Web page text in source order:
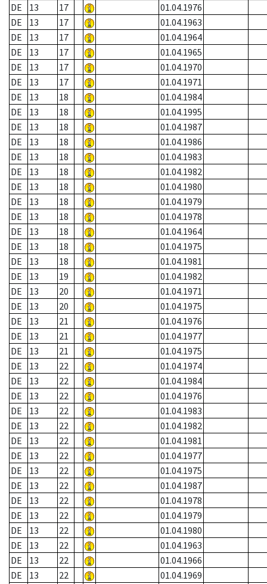
DE
13 17
01.04.1976
DE
13 17
01.04.1963
DE
13 17
01.04.1964
DE
13 17
01.04.1965
DE
13 17
01.04.1970
DE
13 17
01.04.1971
DE
13 18
01.04.1984
DE
13 18
01.04.1995
DE
13 18
01.04.1987
DE
13 18
01.04.1986
DE
13 18
01.04.1983
DE
13 18
01.04.1982
DE
13 18
01.04.1980
DE
13 18
01.04.1979
DE
13 18
01.04.1978
DE
13 18
01.04.1964
DE
13 18
01.04.1975
DE
13 18
01.04.1981
DE
13 19
01.04.1982
DE
13 20
01.04.1971
DE
13 20
01.04.1975
DE
13 21
01.04.1976
DE
13 21
01.04.1977
DE
13 21
01.04.1975
DE
13 22
01.04.1974
DE
13 22
01.04.1984
DE
13 22
01.04.1976
DE
13 22
01.04.1983
DE
13 22
01.04.1982
DE
13 22
01.04.1981
DE
13 22
01.04.1977
DE
13 22
01.04.1975
DE
13 22
01.04.1987
DE
13 22
01.04.1978
DE
13 22
01.04.1979
DE
13 22
01.04.1980
DE
13 22
01.04.1963
DE
13 22
01.04.1966
DE
13 22
01.04.1969